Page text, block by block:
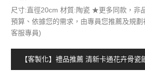
尺寸:直徑20cm 材質:陶瓷 ★更多同款，非
預算、依據您的需求，由專員您推薦及規
客服專員)
【客製化】禮品推薦 清新卡通花卉骨瓷